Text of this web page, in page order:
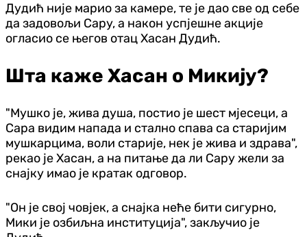
Дудић није марио за камере, те је дао све од себе
да задовољи Сару, а након успјешне акције
огласио се његов отац Хасан Дудић.
Шта каже Хасан о Микију?
"Мушко је, жива душа, постио је шест мјесеци, а
Сара видим напада и стално спава са старијим
мушкарцима, воли старије, нек је жива и здрава",
рекао је Хасан, а на питање да ли Сару жели за
снајку имао је кратак одговор.
"Он је свој човјек, а снајка неће бити сигурно,
Мики је озбиљна институција", закључио је